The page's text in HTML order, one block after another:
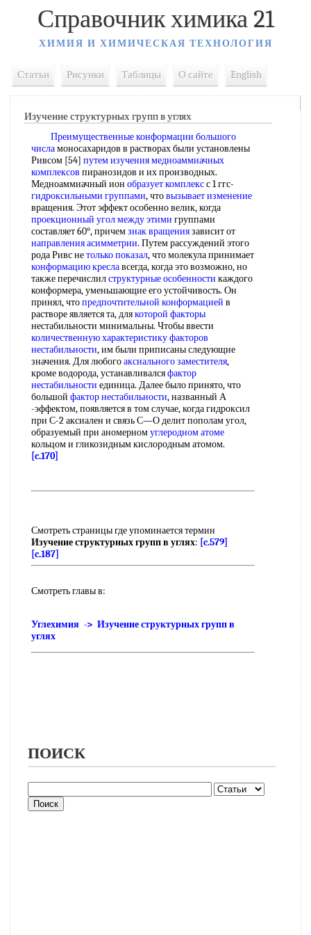
Справочник химика 21
ХИМИЯ И ХИМИЧЕСКАЯ ТЕХНОЛОГИЯ
Статьи Рисунки Таблицы О сайте English
Изучение структурных групп в углях
Преимущественные конформации большого
числамоносахаридов в растворах были установлены
Ривсом [54] путем изучениямедноаммиачных
комплексов пиранозидов и их производных.
Медноаммиачный ион образует комплексс 1 ггс-
гидроксильными группами, чтовызывает изменение
вращения. Этот эффект особенно велик, когда
проекционный уголмежду этими группами
составляет 60°, причемзнак вращениязависит от
направления асимметрии. Путем рассуждений этого
рода Ривс нетолько показал, что молекула принимает
конформацию креславсегда, когда это возможно, но
также перечислилструктурные особенности каждого
конформера, уменьшающие его устойчивость. Он
принял, чтопредпочтительной конформацией в
растворе является та, длякоторой факторы
нестабильности минимальны. Чтобы ввести
количественную характеристикуфакторов
нестабильности, им были приписаны следующие
значения. Для любогоаксиального заместителя,
кроме водорода, устанавливалсяфактор
нестабильности единица. Далее было принято, что
большой фактор нестабильности, названный А
-эффектом, появляется в том случае, когда гидроксил
при С-2 аксиален и связь С—О делит пополам угол,
образуемый при аномерномуглеродном атоме
кольцом и гликозидным кислородным атомом.
[c.170]
Смотреть страницы где упоминается термин
Изучение структурных групп в углях: [c.579]
[c.187]
Смотреть главы в:
Углехимия -> Изучение структурных групп в
углях
ПОИСК